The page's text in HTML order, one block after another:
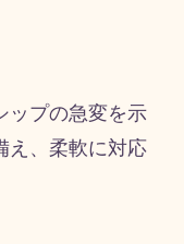
ップの急変を示
え、柔軟に対応